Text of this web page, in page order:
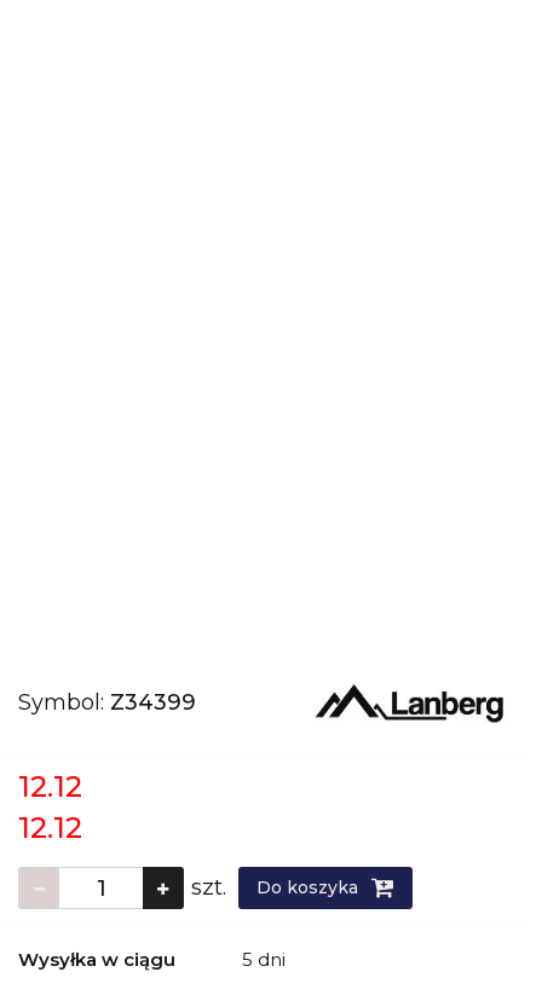
Symbol: Z34399
12.12
12.12
szt. Do koszyka
Wysyłka w ciągu 5 dni